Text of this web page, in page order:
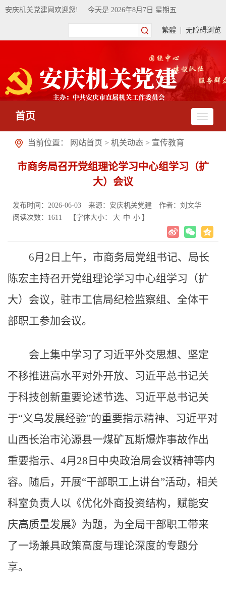
安庆机关党建网欢迎您! 今天是 2026年8月7日 星期五
繁體 无障碍浏览
首页
当前位置： 网站首页 > 机关动态 > 宣传教育
市商务局召开党组理论学习中心组学习（扩
大）会议
发布时间：2026-06-03 来源：安庆机关党建
作者：刘文华
阅读次数： 1611 【字体大小： 大 中 小 】
6月2日上午，市商务局党组书记、局长
陈宏主持召开党组理论学习中心组学习（扩
大）会议，驻市工信局纪检监察组、全体干
部职工参加会议。
会上集中学习了习近平外交思想、坚定
不移推进高水平对外开放、习近平总书记关
于科技创新重要论述节选、习近平总书记关
于“义乌发展经验”的重要指示精神、习近平对
山西长治市沁源县一煤矿瓦斯爆炸事故作出
重要指示、4月28日中央政治局会议精神等内
容。随后，开展“干部职工上讲台”活动，相关
科室负责人以《优化外商投资结构，赋能安
庆高质量发展》为题，为全局干部职工带来
了一场兼具政策高度与理论深度的专题分
享。